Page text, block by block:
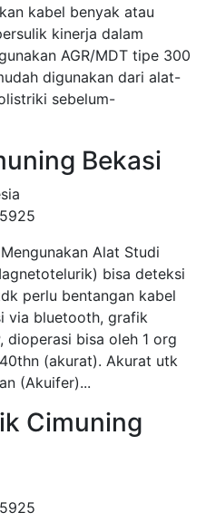
kabel benyak atau
kinerja dalam
AGR/MDT tipe 300
digunakan dari alat-
sebelum-
Bekasi
Alat Studi
bisa deteksi
perlu bentangan kabel
via bluetooth, grafik
dioperasi bisa oleh 1 org
(akurat). Akurat utk
(Akuifer)...
Cimuning